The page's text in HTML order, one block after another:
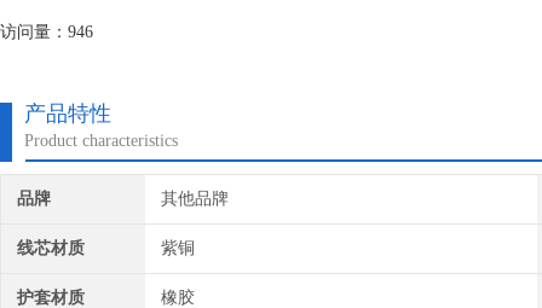
访问量：946
产品特性
Product characteristics
品牌 其他品牌
线芯材质 紫铜
护套材质 橡胶